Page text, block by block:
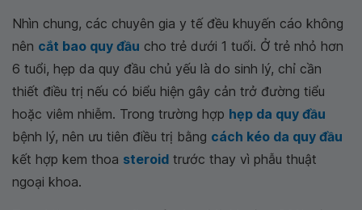
Nhìn chung, các chuyên gia y tế đều khuyến cáo không
nên cắt bao quy đầu cho trẻ dưới 1 tuổi. Ở trẻ nhỏ hơn
6 tuổi, hẹp da quy đầu chủ yếu là do sinh lý, chỉ cần
thiết điều trị nếu có biểu hiện gây cản trở đường tiểu
hoặc viêm nhiễm. Trong trường hợp hẹp da quy đầu
bệnh lý, nên ưu tiên điều trị bằng cách kéo da quy đầu
kết hợp kem thoa steroid trước thay vì phẫu thuật
ngoại khoa.